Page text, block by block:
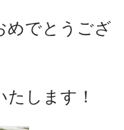
めでとうござ
します！